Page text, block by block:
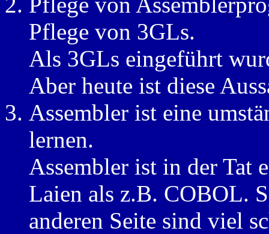
Pflege von 3GLs.
Als 3GLs eingeführt
Aber heute ist diese
Assembler ist eine
lernen.
Assembler ist in der Tat
Laien als z.B. COBOL.
anderen Seite sind viel